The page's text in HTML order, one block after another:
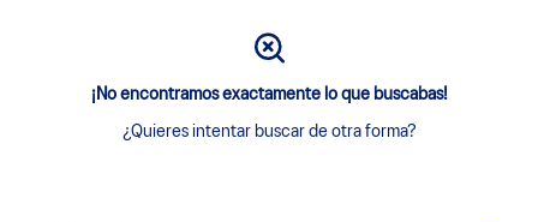
¡No encontramos exactamente lo que buscabas!
¿Quieres intentar buscar de otra forma?